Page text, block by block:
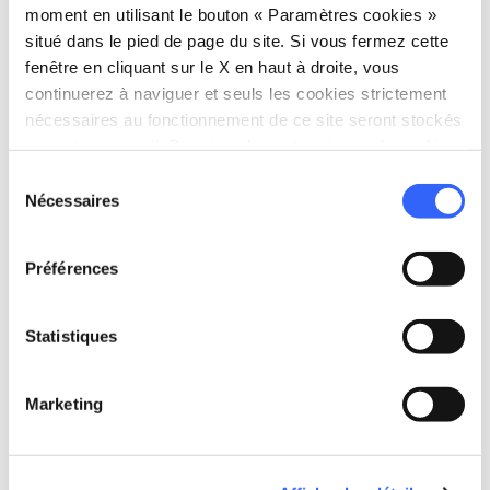
moment en utilisant le bouton « Paramètres cookies »
situé dans le pied de page du site. Si vous fermez cette
fenêtre en cliquant sur le X en haut à droite, vous
continuerez à naviguer et seuls les cookies strictement
nécessaires au fonctionnement de ce site seront stockés
Nécessaires
Préférences
Statistiques
Marketing
Informations
Centro per l'Arte Contemporanea Luigi
Pecci